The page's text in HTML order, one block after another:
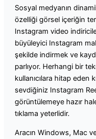
Sosyal medyanın
özelliği görsel içeriğin
Instagram video
büyüleyici Instagram
şekilde indirmek ve
parlıyor. Herhangi bir
kullanıcılara hitap eden
sevdiğiniz Instagram
görüntülemeye hazır
tıklama yeterlidir.
Aracın Windows, Mac